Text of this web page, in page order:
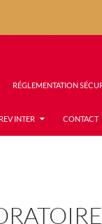
RÉGLEMENTATION
INTER CONTACT